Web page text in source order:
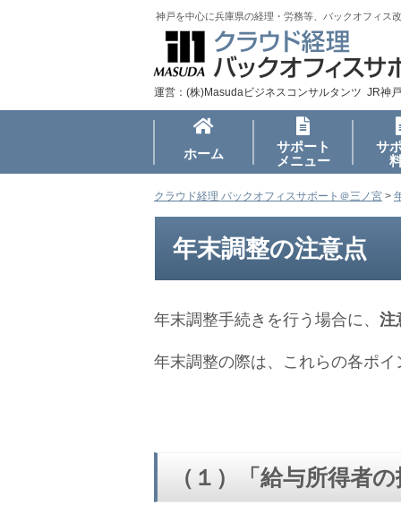
神戸を中心に兵庫県の経理・労務等、バックオフィス
運営：(株)Masudaビジネスコンサルタンツ JR神
ホーム
サポート
メニュー
サ
クラウド経理 バックオフィスサポート＠三ノ宮 >
年末調整の注意点
年末調整手続きを行う場合に、 注
年末調整の際は、これらの各ポ
（１）「給与所得者